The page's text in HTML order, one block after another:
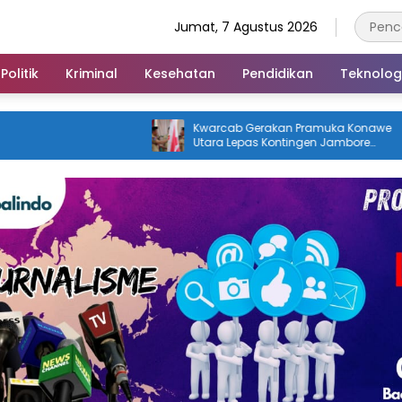
Jumat, 7 Agustus 2026
Politik Kriminal Kesehatan Pendidikan
Kwarcab Gerakan Pramuka Konawe
Utara Lepas Kontingen Jambore
Nasional XII 2026, Bupati Ikbar: Tunjukkan
Disiplin dan Berprestasi
Profil